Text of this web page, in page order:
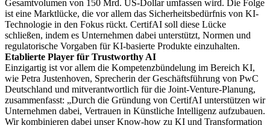
Gesamtvolumen von 150 Mrd. US-Dollar umfassen wird. Die Folge
ist eine Marktlücke, die vor allem das Sicherheitsbedürfnis von KI-
Technologie in den Fokus rückt. CertifAI soll diese Lücke
schließen, indem es Unternehmen dabei unterstützt, Normen und
regulatorische Vorgaben für KI-basierte Produkte einzuhalten.
Etablierte Player für Trustworthy AI
Einzigartig ist vor allem die Kompetenzbündelung im Bereich KI,
wie Petra Justenhoven, Sprecherin der Geschäftsführung von PwC
Deutschland und mitverantwortlich für die Joint-Venture-Planung,
zusammenfasst: „Durch die Gründung von CertifAI unterstützen wir
Unternehmen dabei, Vertrauen in Künstliche Intelligenz aufzubauen.
Wir kombinieren dabei unser Know-how zu KI und Transformation